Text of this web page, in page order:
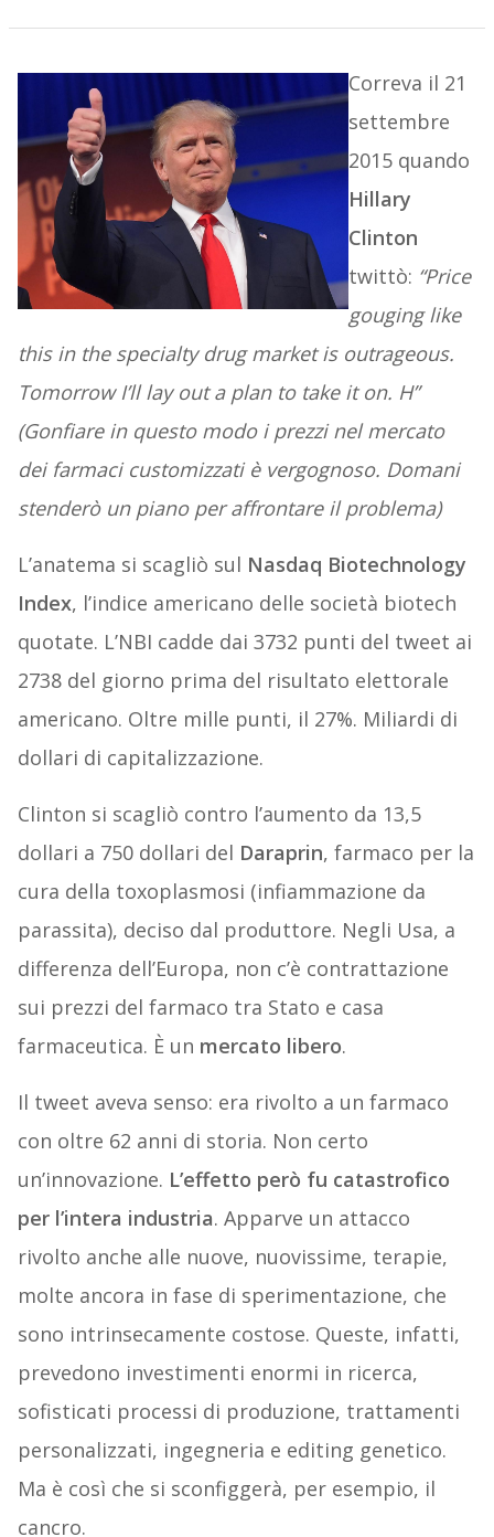
Correva il 21
settembre
2015 quando
Hillary
Clinton
twittò: “Price
gouging like
this in the specialty drug market is outrageous.
Tomorrow I’ll lay out a plan to take it on. H”
(Gonfiare in questo modo i prezzi nel mercato
dei farmaci customizzati è vergognoso. Domani
stenderò un piano per affrontare il problema)
L’anatema si scagliò sul Nasdaq Biotechnology
Index, l’indice americano delle società biotech
quotate. L’NBI cadde dai 3732 punti del tweet ai
2738 del giorno prima del risultato elettorale
americano. Oltre mille punti, il 27%. Miliardi di
dollari di capitalizzazione.
Clinton si scagliò contro l’aumento da 13,5
dollari a 750 dollari del Daraprin, farmaco per la
cura della toxoplasmosi (infiammazione da
parassita), deciso dal produttore. Negli Usa, a
differenza dell’Europa, non c’è contrattazione
sui prezzi del farmaco tra Stato e casa
farmaceutica. È un mercato libero.
Il tweet aveva senso: era rivolto a un farmaco
con oltre 62 anni di storia. Non certo
un’innovazione. L’effetto però fu catastrofico
per l’intera industria. Apparve un attacco
rivolto anche alle nuove, nuovissime, terapie,
molte ancora in fase di sperimentazione, che
sono intrinsecamente costose. Queste, infatti,
prevedono investimenti enormi in ricerca,
sofisticati processi di produzione, trattamenti
personalizzati, ingegneria e editing genetico.
Ma è così che si sconfiggerà, per esempio, il
cancro.